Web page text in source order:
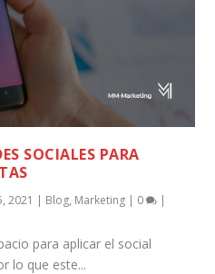
SOCIALES PARA
2021 | Blog, Marketing | 0 |
para aplicar el social
lo que este...